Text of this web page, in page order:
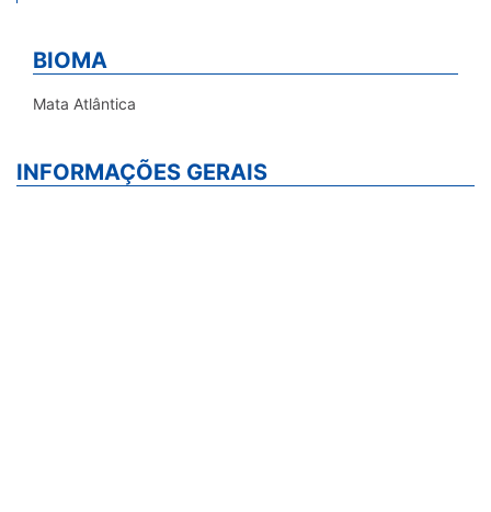
BIOMA
Mata Atlântica
INFORMAÇÕES GERAIS